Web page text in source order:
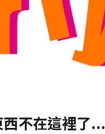
不在這裡了...